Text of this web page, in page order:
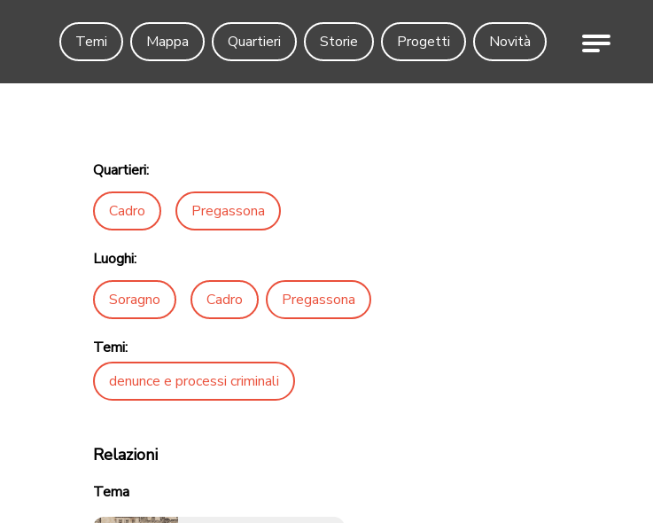
Temi
Mappa Quartieri Storie Progetti Novità Menu
Quartieri:
Cadro Pregassona
Luoghi:
Soragno Cadro Pregassona
Temi:
denunce e processi criminali
Relazioni
Tema